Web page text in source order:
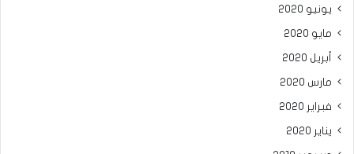
يونيو 2020
مايو 2020
أبريل 2020
مارس 2020
فبراير 2020
يناير 2020